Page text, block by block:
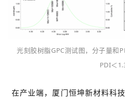
光刻胶树脂GPC测试图，分子量和
PDI＜
在产业端，厦门恒坤新材料科